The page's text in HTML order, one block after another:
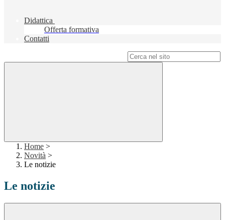
Didattica
Offerta formativa
Contatti
Home >
Novità >
Le notizie
Le notizie